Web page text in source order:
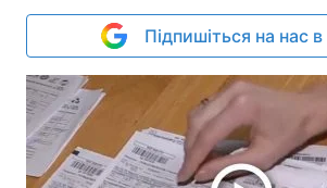
Підпишіться на нас